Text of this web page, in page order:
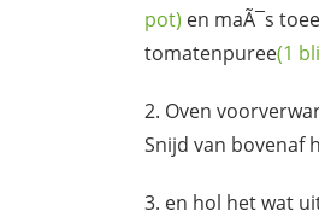
pot) en maÃ¯s
tomatenpuree(1
Oven
Snijd van bovenaf
en hol het wat